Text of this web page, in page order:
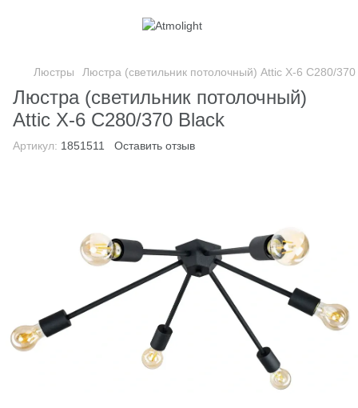
Люстры Люстра (светильник потолочный) Attic X-6 C280/
Люстра (светильник потолочный)
Attic X-6 C280/370 Black
Артикул: 1851511 Оставить отзыв